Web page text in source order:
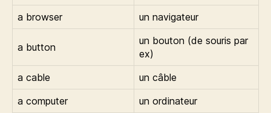
a browser
un navigateur
a button
un bouton (de souris par
ex)
a cable
un câble
a computer
un ordinateur